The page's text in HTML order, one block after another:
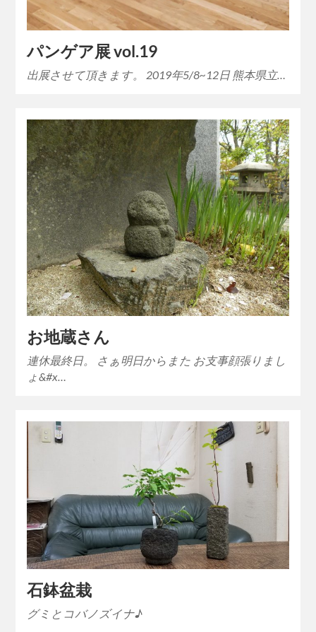
パンゲア展 vol.19
出展させて頂きます。 2019年5/8~12日 熊本県立…
お地蔵さん
連休最終日。 さぁ明日からまた お支事顔張りまし
ょ&#x…
石鉢盆栽
グミとコバノズイナ♪